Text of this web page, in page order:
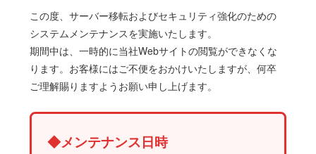
この度、サーバー移転およびセキュリティ強化のための
システムメンテナンスを実施いたします。
期間中は、一時的に当社Webサイトの閲覧ができなくな
ります。お客様にはご不便をおかけいたしますが、何卒
ご理解賜りますようお願い申し上げます。
◆メンテナンス日時